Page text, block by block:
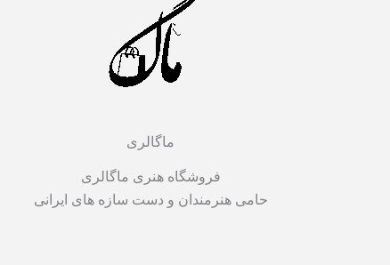
ماگالری
فروشگاه هنری ماگالری
حامی هنرمندان و دست سازه های ایرانی